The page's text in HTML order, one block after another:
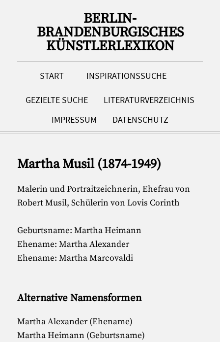
BERLIN-
BRANDENBURGISCHES
KÜNSTLERLEXIKON
START INSPIRATIONSSUCHE
GEZIELTE SUCHE
LITERATURVERZEICHNIS
IMPRESSUM
DATENSCHUTZ
Martha Musil (1874-1949)
Malerin und Portraitzeichnerin, Ehefrau von
Robert Musil, Schülerin von Lovis Corinth
Geburtsname: Martha Heimann
Ehename: Martha Alexander
Ehename: Martha Marcovaldi
Alternative Namensformen
Martha Alexander (Ehename)
Martha Heimann (Geburtsname)